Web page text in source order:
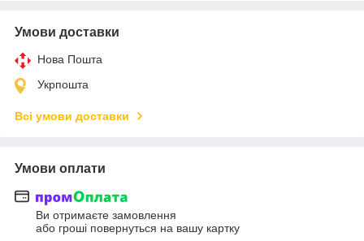
Умови доставки
Нова Пошта
Укрпошта
Всі умови доставки
Умови оплати
Ви отримаєте замовлення
або гроші повернуться на вашу картку